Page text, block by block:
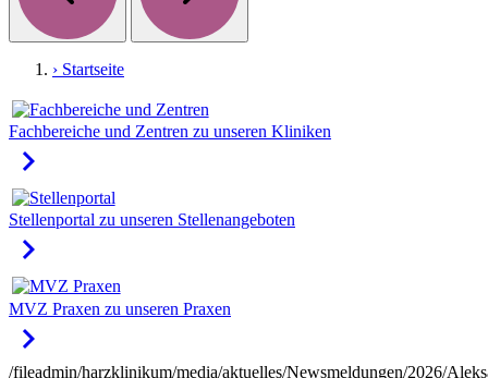
› Startseite
Fachbereiche und Zentren zu unseren Kliniken
keyboard_arrow_right
Stellenportal zu unseren Stellenangeboten
keyboard_arrow_right
MVZ Praxen zu unseren Praxen
keyboard_arrow_right
/fileadmin/harzklinikum/media/aktuelles/Newsmeldungen/2026/